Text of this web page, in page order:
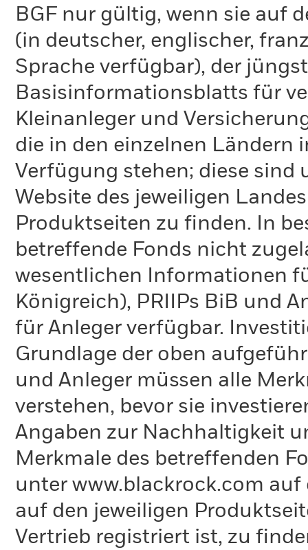
BGF nur gültig, wenn sie auf
(in deutscher, englischer,
Sprache verfügbar), der
Basisinformationsblatts für
Kleinanleger und
die in den einzelnen Ländern
Verfügung stehen; diese sind
Website des jeweiligen
Produktseiten zu finden. In
betreffende Fonds nicht
wesentlichen Informationen
Königreich), PRIIPs BiB und
für Anleger verfügbar.
Grundlage der oben
und Anleger müssen alle
verstehen, bevor sie
Angaben zur Nachhaltigkeit
Merkmale des betreffenden
unter www.blackrock.com auf
auf den jeweiligen
Vertrieb registriert ist, zu